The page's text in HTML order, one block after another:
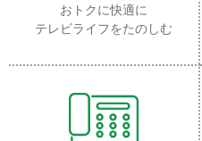
おトクに快適に
テレビライフをたのしむ